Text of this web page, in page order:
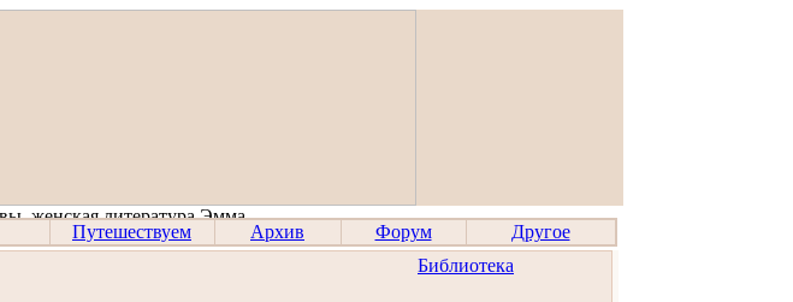
Путешествуем Архив Форум
Другое
Библиотека